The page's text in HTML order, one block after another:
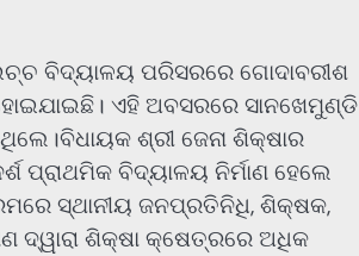
ବିଦ୍ୟାଳୟ ପରିସରରେ ଗୋଦାବରୀଶ
ଏହି ଅବସରରେ ସାନଖେମୁଣ୍ଡି
ଶ୍ରୀ ଜେନା ଶିକ୍ଷାର
ବିଦ୍ୟାଳୟ ନିର୍ମାଣ ହେଲେ
ସ୍ଥାନୀୟ ଜନପ୍ରତିନିଧି, ଶିକ୍ଷକ,
ଶିକ୍ଷା କ୍ଷେତ୍ରରେ ଅଧିକ